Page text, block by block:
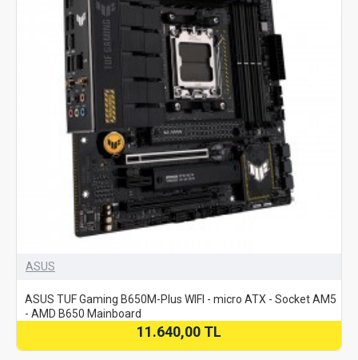
ASUS
ASUS TUF Gaming B650M-Plus WIFI - micro ATX - Socket AM5
- AMD B650 Mainboard
11.640,00 TL